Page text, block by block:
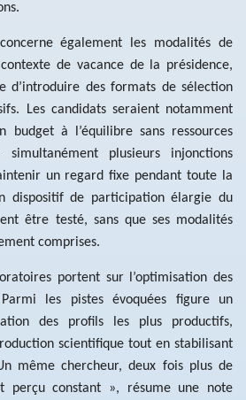
également les modalités de
de vacance de la présidence,
d’introduire des formats de sélection
Les candidats seraient notamment
budget à l’équilibre sans ressources
plusieurs injonctions
un regard fixe pendant toute la
dispositif de participation élargie du
être testé, sans que ses modalités
comprises.
portent sur l’optimisation des
Parmi les pistes évoquées figure un
des profils les plus productifs,
scientifique tout en stabilisant
même chercheur, deux fois plus de
perçu constant », résume une note